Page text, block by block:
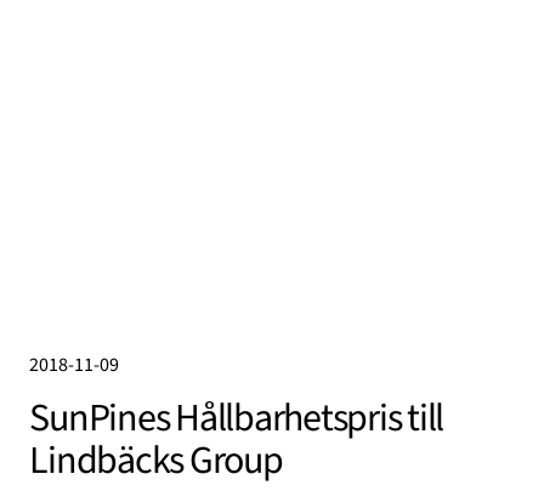
SunPines Hållbarhetspris till
Lindbäcks Group
2018-11-09